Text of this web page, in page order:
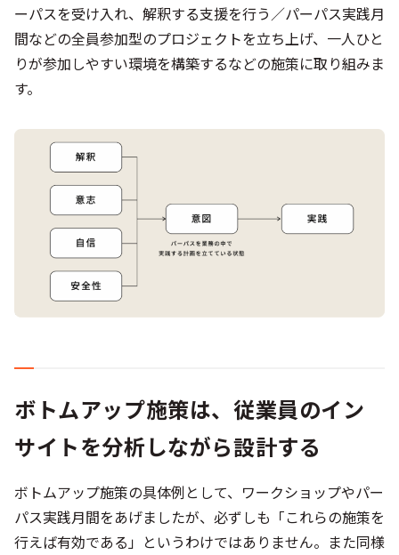
ーパスを受け入れ、解釈する支援を行う／パーパス実践月
間などの全員参加型のプロジェクトを立ち上げ、一人ひと
りが参加しやすい環境を構築するなどの施策に取り組みま
す。
ボトムアップ施策は、従業員のイン
サイトを分析しながら設計する
ボトムアップ施策の具体例として、ワークショップやパー
パス実践月間をあげましたが、必ずしも「これらの施策を
行えば有効である」というわけではありません。また同様